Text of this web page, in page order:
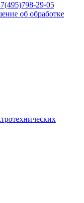
29-05
об обработке